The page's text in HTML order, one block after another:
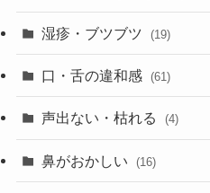
湿疹・ブツブツ (19)
口・舌の違和感 (61)
声出ない・枯れる (4)
鼻がおかしい (16)